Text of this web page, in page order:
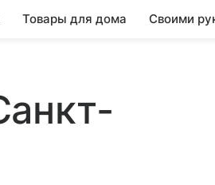
Товары для дома Своими